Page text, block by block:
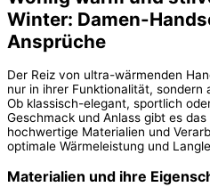
Winter: Damen-
Ansprüche
Der Reiz von ultra-wärmenden
nur in ihrer Funktionalität, sondern
Ob klassisch-elegant, sportlich
Geschmack und Anlass gibt es
hochwertige Materialien und
optimale Wärmeleistung und
Materialien und ihre